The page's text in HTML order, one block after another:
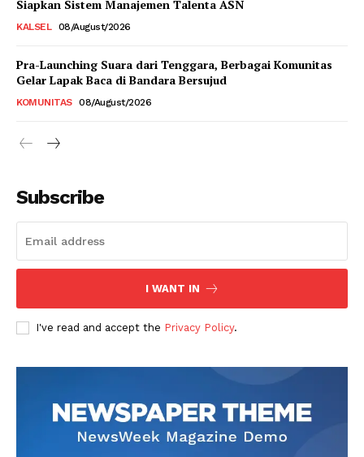
Siapkan Sistem Manajemen Talenta ASN
KALSEL 08/August/2026
Pra-Launching Suara dari Tenggara, Berbagai Komunitas
Gelar Lapak Baca di Bandara Bersujud
KOMUNITAS 08/August/2026
Subscribe
I WANT IN
I've read and accept the Privacy Policy.